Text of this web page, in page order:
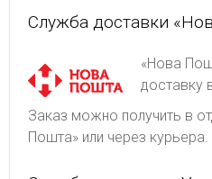
Служба доставки
«Нова
доставку
Заказ можно получить в
Пошта» или через курьера.